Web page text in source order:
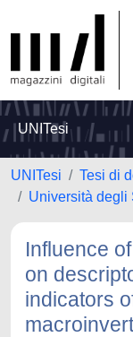
UNITesi
UNITesi
Tesi di
Università degli
Influence
on
indicators